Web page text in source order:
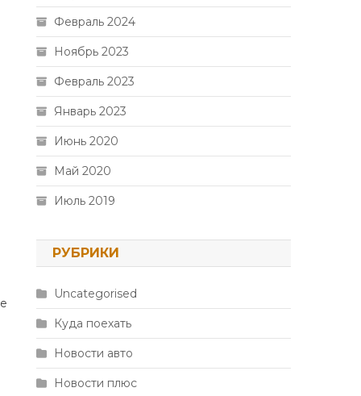
Февраль 2024
Ноябрь 2023
Февраль 2023
Январь 2023
Июнь 2020
Май 2020
Июль 2019
РУБРИКИ
Uncategorised
Куда поехать
Новости авто
Новости плюс